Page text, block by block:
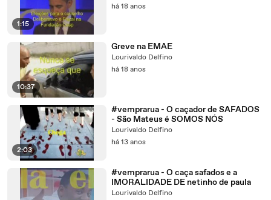
1:15
há 18 anos
10:37
Greve na EMAE
Lourivaldo Delfino
há 18 anos
2:03
#vemprarua - O caçador de SAFADOS
- São Mateus é SOMOS NÓS
Lourivaldo Delfino
há 13 anos
#vemprarua - O caça safados e a
IMORALIDADE DE netinho de paula
Lourivaldo Delfino